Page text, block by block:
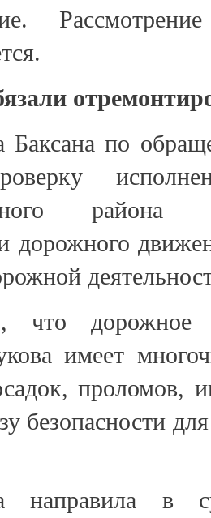
Баксана по
района
дорожного
что
имеет
проломов,
безопасности
направила в